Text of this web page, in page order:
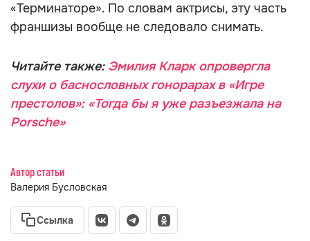
«Терминаторе». По словам актрисы, эту часть
франшизы вообще не следовало снимать.
Читайте также: Эмилия Кларк опровергла
слухи о баснословных гонорарах в «Игре
престолов»: «Тогда бы я уже разъезжала на
Porsche»
Автор статьи
Валерия Бусловская
Ссылка